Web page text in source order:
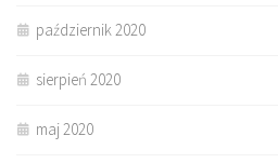
październik 2020
sierpień 2020
maj 2020